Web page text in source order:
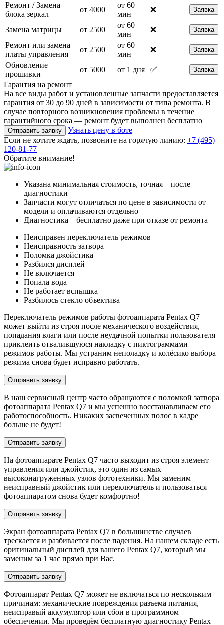
Ремонт / Замена
блока зеркал
от 4000
от 60
мин
❌ Заявка
Замена матрицы от 2500
от 60
мин
❌ Заявка
Ремонт или замена
платы управления
от 2500
от 60
мин
❌ Заявка
Обновление
прошивки
от 5000 от 1 дня ✅ Заявка
Гарантия на ремонт
На все виды работ и установленные запчасти предоставляется
гарантия от 30 до 90 дней в зависимости от типа ремонта. В
случае повторного возникновения проблемы в течение
гарантийного срока — ремонт будет выполнен бесплатно
Отправить заявку
Узнать цену в боте
Если не хотите ждать, позвоните на горячую линию: +7 (495)
120-81-77
Обратите внимание!
Указана минимальная стоимость, точная – после
диагностики
Запчасти могут отличаться по цене в зависимости от
модели и оплачиваются отдельно
Диагностика – бесплатно даже при отказе от ремонта
Неисправен переключатель режимов
Неисправность затвора
Поломка джойстика
Разбился дисплей
Не включается
Попала вода
Не работает вспышка
Разбилось стекло объектива
Переключатель режимов работы фотоаппарата Pentax Q7
может выйти из строя после механического воздействия,
попадания влаги или после неудачной попытки пользователя
приклеить отвалившуюся накладку с пиктограммами
режимов работы. Мы устраним неполадку и колёсико выбора
режима снова будет исправно работать.
Отправить заявку
В наш сервисный центр часто обращаются с поломкой затвора
фотоаппарата Pentax Q7 и мы успешно восстанавливаем его
работоспособность. Никаких засвеченных полос в кадре
больше не будет!
Отправить заявку
На фотоаппарате Pentax Q7 часто выходит из строя элемент
управления или джойстик, это один из самых
высоконагруженных узлов фототехники. Мы заменим
неисправный джойстик или переключатель и пользоваться
фотоаппаратом снова будет комфортно!
Отправить заявку
Экран фотоаппарата Pentax Q7 в большинстве случаев
трескается и разбивается после падения. На нашем складе есть
оригинальный дисплей для вашего Pentax Q7, который мы
заменим за 1 час прямо при Вас.
Отправить заявку
Фотоаппарат Pentax Q7 может не включаться по нескольким
причинам: механические повреждения разъема питания,
неисправый аккумулятор или сбои в программном
обеспечении. Мы проведём бесплатную диагностику Pentax